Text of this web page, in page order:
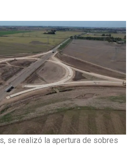
se realizó la apertura de sobres